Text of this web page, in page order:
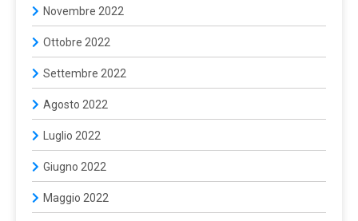
Novembre 2022
Ottobre 2022
Settembre 2022
Agosto 2022
Luglio 2022
Giugno 2022
Maggio 2022